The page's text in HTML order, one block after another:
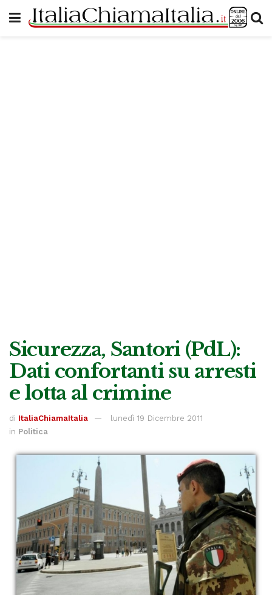
Sicurezza, Santori (PdL):
Dati confortanti su arresti
e lotta al crimine
di ItaliaChiamaItalia
lunedì 19 Dicembre 2011
in Politica